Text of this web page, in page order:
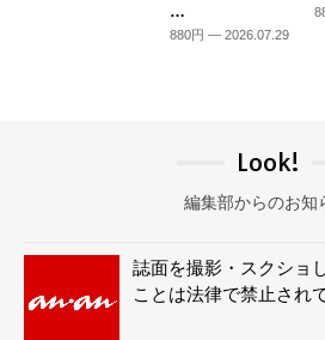
…
880円 — 2026.07.29
Look!
編集部からのお知
誌面を撮影・スクショ
ことは法律で禁止され